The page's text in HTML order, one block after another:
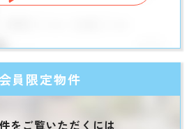
会員限定物件
をご覧いただくには